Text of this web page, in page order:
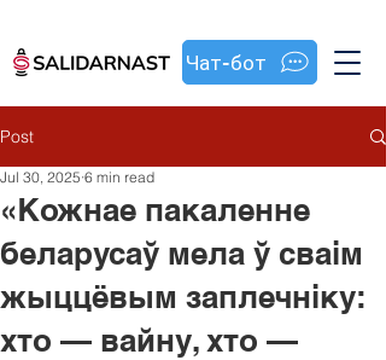
Чат-бот
Post
«Кожнае пакаленне
беларусаў мела ў сваім
жыццёвым заплечніку:
хто — вайну, хто —
Jul 30, 2025 6 min read